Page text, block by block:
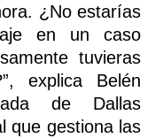
¿No estarías
en un caso
tuvieras
explica Belén
de Dallas
que gestiona las